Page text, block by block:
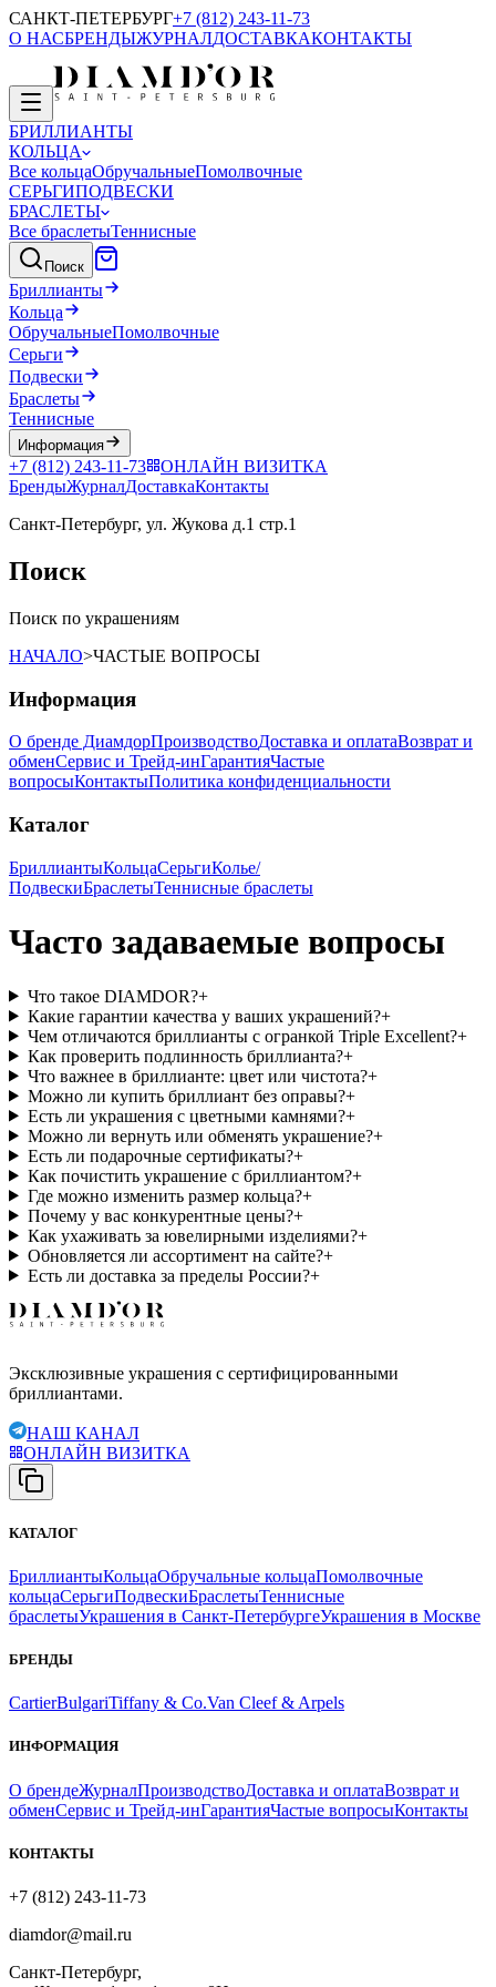
САНКТ-ПЕТЕРБУРГ+7 (812) 243-11-73
О НАСБРЕНДЫЖУРНАЛДОСТАВКАКОНТАКТЫ
БРИЛЛИАНТЫ
КОЛЬЦА
Все кольцаОбручальныеПомолвочные
СЕРЬГИПОДВЕСКИ
БРАСЛЕТЫ
Все браслетыТеннисные
Поиск
Бриллианты
Кольца
ОбручальныеПомолвочные
Серьги
Подвески
Браслеты
Теннисные
Информация
+7 (812) 243-11-73
ОНЛАЙН ВИЗИТКА
БрендыЖурналДоставкаКонтакты
Санкт-Петербург, ул. Жукова д.1 стр.1
Поиск
Поиск по украшениям
НАЧАЛО>ЧАСТЫЕ ВОПРОСЫ
Информация
О бренде ДиамдорПроизводствоДоставка и оплатаВозврат и
обменСервис и Трейд-инГарантияЧастые
вопросыКонтактыПолитика конфиденциальности
Каталог
БриллиантыКольцаСерьгиКолье/
ПодвескиБраслетыТеннисные браслеты
Часто задаваемые вопросы
Что такое DIAMDOR?+
Какие гарантии качества у ваших украшений?+
Чем отличаются бриллианты с огранкой Triple Excellent?+
Как проверить подлинность бриллианта?+
Что важнее в бриллианте: цвет или чистота?+
Можно ли купить бриллиант без оправы?+
Есть ли украшения с цветными камнями?+
Можно ли вернуть или обменять украшение?+
Есть ли подарочные сертификаты?+
Как почистить украшение с бриллиантом?+
Где можно изменить размер кольца?+
Почему у вас конкурентные цены?+
Как ухаживать за ювелирными изделиями?+
Обновляется ли ассортимент на сайте?+
Есть ли доставка за пределы России?+
Эксклюзивные украшения с сертифицированными
бриллиантами.
НАШ КАНАЛ
ОНЛАЙН ВИЗИТКА
КАТАЛОГ
БриллиантыКольцаОбручальные кольцаПомолвочные
кольцаСерьгиПодвескиБраслетыТеннисные
браслетыУкрашения в Санкт-ПетербургеУкрашения в Москве
БРЕНДЫ
CartierBulgariTiffany & Co.Van Cleef & Arpels
ИНФОРМАЦИЯ
О брендеЖурналПроизводствоДоставка и оплатаВозврат и
обменСервис и Трейд-инГарантияЧастые вопросыКонтакты
КОНТАКТЫ
+7 (812) 243-11-73
diamdor@mail.ru
Санкт-Петербург,